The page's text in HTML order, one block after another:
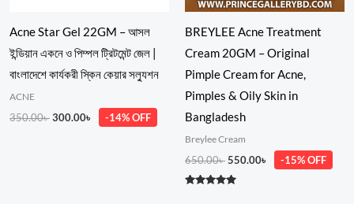
Acne Star Gel 22GM – আসল
ইন্ডিয়ান একনে ও পিম্পল ট্রিটমেন্ট জেল |
বাংলাদেশে কার্যকরী স্কিন কেয়ার সল্যুশন
ACNE
350.00৳300.00৳ -14% OFF
BREYLEE Acne Treatment
Cream 20GM – Original
Pimple Cream for Acne,
Pimples & Oily Skin in
Bangladesh
Breylee Cream
650.00৳550.00৳ -15% OFF